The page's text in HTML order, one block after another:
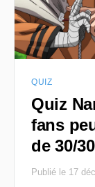
QUIZ
Quiz
fans
de 30/30
Publié le 17